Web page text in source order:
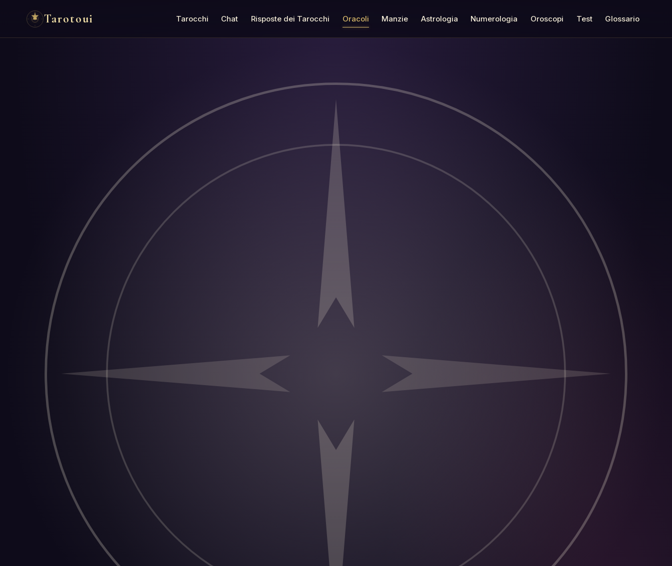
Tarotoui Tarocchi Chat Risposte dei Tarocchi Oracoli Manzie Astrologia Numerologia Oroscopi Test Glossario